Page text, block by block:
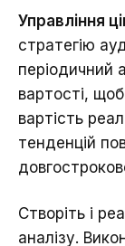
Управління
стратегію
періодичний
вартості,
вартість
тенденцій
Створіть і
аналізу.